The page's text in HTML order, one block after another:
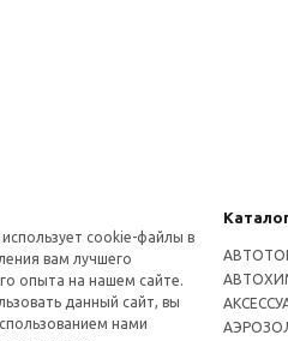
cookie-файлы в
вам лучшего
опыта на нашем сайте.
данный сайт, вы
нами